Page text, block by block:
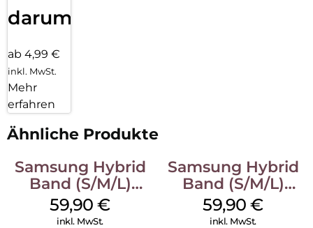
darum!
ab 4,99 €
inkl. MwSt.
Mehr
erfahren
Ähnliche Produkte
Samsung Hybrid
Band (S/M/L)
Galaxy
Watch8/Watch8
59,90€
inkl. MwSt.
Samsung Hybrid
Band (S/M/L)
Galaxy
Watch8/Watch8
59,90€
inkl. MwSt.